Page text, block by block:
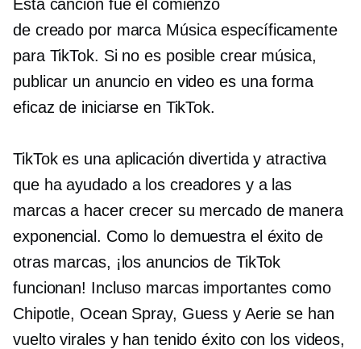
Esta canción fue el comienzo
de creado por marca Música específicamente
para TikTok. Si no es posible crear música,
publicar un anuncio en video es una forma
eficaz de iniciarse en TikTok.
TikTok es una aplicación divertida y atractiva
que ha ayudado a los creadores y a las
marcas a hacer crecer su mercado de manera
exponencial. Como lo demuestra el éxito de
otras marcas, ¡los anuncios de TikTok
funcionan! Incluso marcas importantes como
Chipotle, Ocean Spray, Guess y Aerie se han
vuelto virales y han tenido éxito con los videos,